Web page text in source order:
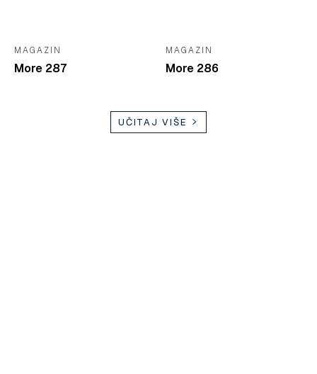
MAGAZIN
More 287
MAGAZIN
More 286
UČITAJ VIŠE